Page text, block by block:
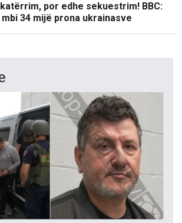
por edhe sekuestrim! BBC:
34 mijë prona ukrainasve